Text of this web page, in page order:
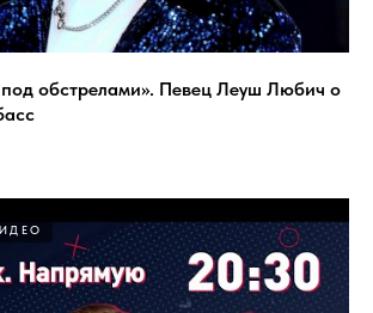
обстрелами». Певец Леуш Любич о